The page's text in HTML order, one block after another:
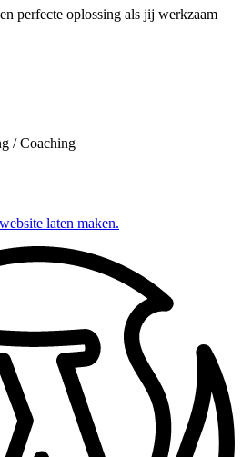
perfecte oplossing als jij werkzaam
/ Coaching
laten maken.